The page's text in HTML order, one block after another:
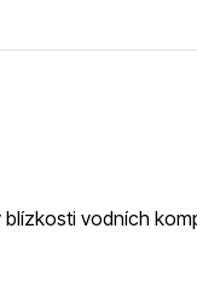
blízkosti vodních